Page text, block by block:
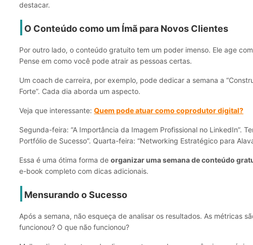
destacar.
O Conteúdo como um Ímã para Novos Clientes
Por outro lado, o conteúdo gratuito tem um poder imenso. Ele age
Pense em como você pode atrair as pessoas certas.
Um coach de carreira, por exemplo, pode dedicar a semana a
Forte”. Cada dia aborda um aspecto.
Veja que interessante: Quem pode atuar como coprodutor digital?
Segunda-feira: “A Importância da Imagem Profissional no LinkedIn”.
Portfólio de Sucesso”. Quarta-feira: “Networking Estratégico para
Essa é uma ótima forma de organizar uma semana de conteúdo
e-book completo com dicas adicionais.
Mensurando o Sucesso
Após a semana, não esqueça de analisar os resultados. As métricas
funcionou? O que não funcionou?